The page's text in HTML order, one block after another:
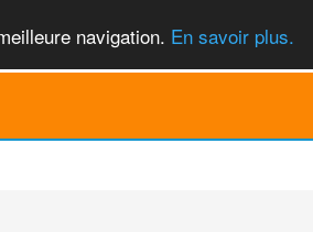
navigation. En savoir plus.